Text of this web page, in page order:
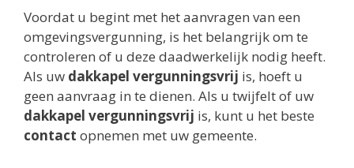
Voordat u begint met het aanvragen van een
omgevingsvergunning, is het belangrijk om te
controleren of u deze daadwerkelijk nodig heeft.
Als uw dakkapel vergunningsvrij is, hoeft u
geen aanvraag in te dienen. Als u twijfelt of uw
dakkapel vergunningsvrij is, kunt u het beste
contact opnemen met uw gemeente.